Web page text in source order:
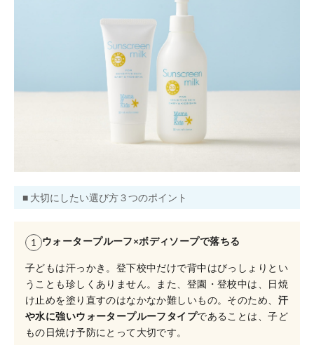
■ 大切にしたい選び方３つのポイント
1 ウォータープルーフ×ボディソープで落ちる
子どもは汗っかき。登下校中だけで背中はびっしょりとい
うことも珍しくありません。また、登園・登校中は、日焼
け止めを塗り直すのはなかなか難しいもの。そのため、 汗
や水に強いウォータープルーフタイプであることは、子ど
もの日焼け予防にとって大切です。